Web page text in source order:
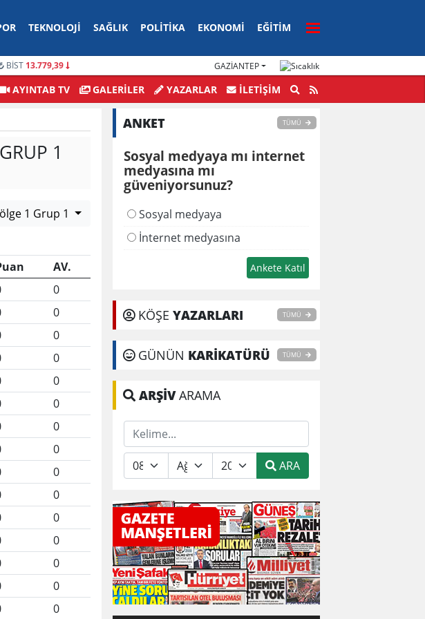
TEKNOLOJI SAĞLIK POLITIKA EKONOMI EĞITIM
BİST 13.779,39 GAZIANTEP
Dikkat Çeken Olay: Yüklü Para Zabıtaya Teslim
CHP’de
Hamlesi
AYINTAB TV GALERİLER YAZARLAR İLETIŞIM
1
1 Grup 1
AV.
0
0
0
0
0
0
0
0
0
0
0
0
0
0
0
ANKET TÜMÜ
Sosyal medyaya mı internet
medyasına mı
güveniyorsunuz?
Sosyal medyaya
İnternet medyasına
KÖŞE YAZARLARI TÜMÜ
GÜNÜN KARİKATÜRÜ TÜMÜ
ARŞİVARAMA
ARA